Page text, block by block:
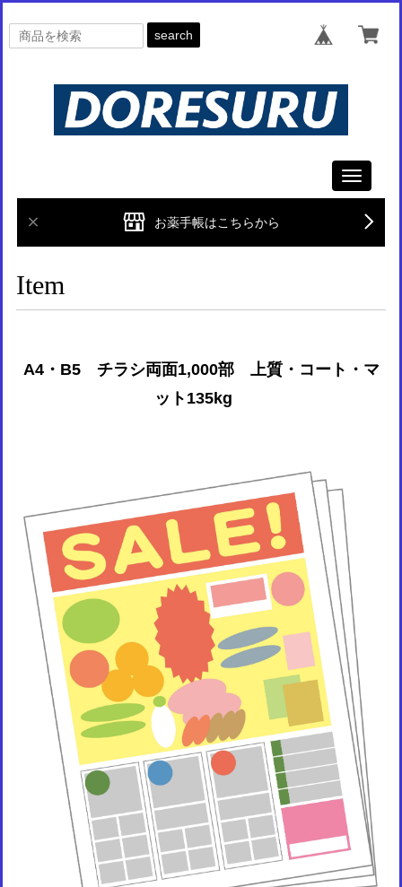
search
Toggle
お薬手帳はこちらから
Item
A4・B5 チラシ両面1,000部 上質・コート・マ
ット135kg